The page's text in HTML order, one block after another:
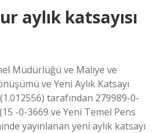
aylık katsayısı
Müdürlüğü ve Maliye ve
ve Yeni Aylık Katsayı
tarafından 279989-0-
-0-3669 ve Yeni Temel Pens
yayınlanan yeni aylık katsayı